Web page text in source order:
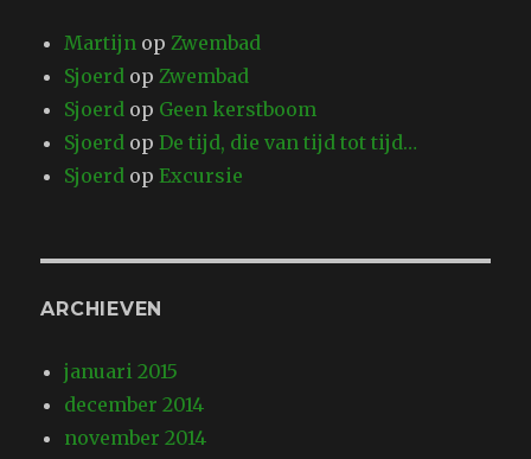
Martijn opZwembad
Sjoerd opZwembad
Sjoerd op Geen kerstboom
Sjoerd opDe tijd, die van tijd tot tijd…
Sjoerd opExcursie
ARCHIEVEN
januari 2015
december 2014
november 2014